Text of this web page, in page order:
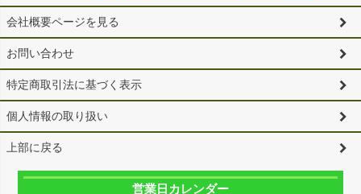
会社概要ページを見る
お問い合わせ
特定商取引法に基づく表示
個人情報の取り扱い
上部に戻る
営業日カレンダー